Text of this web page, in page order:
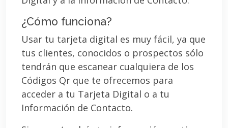
¿Cómo funciona?
Usar tu tarjeta digital es muy fácil, ya que
tus clientes, conocidos o prospectos sólo
tendrán que escanear cualquiera de los
Códigos Qr que te ofrecemos para
acceder a tu Tarjeta Digital o a tu
Información de Contacto.